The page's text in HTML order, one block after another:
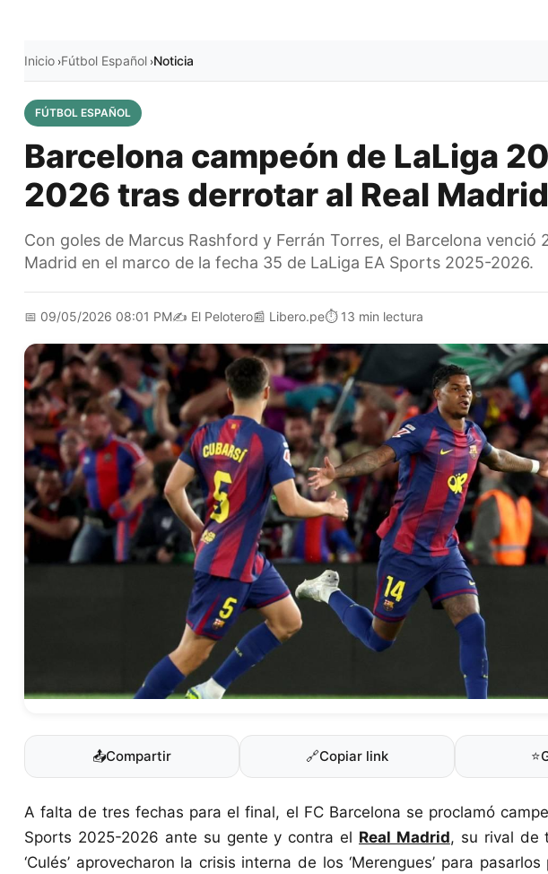
Inicio ›Fútbol Español ›Noticia
FÚTBOL ESPAÑOL
Barcelona campeón de LaLiga
2026 tras derrotar al Real Madrid
Con goles de Marcus Rashford y Ferrán Torres, el Barcelona venció
Madrid en el marco de la fecha 35 de LaLiga EA Sports 2025-2026.
📅 09/05/2026 08:01 PM✍️ El Pelotero📰 Libero.pe⏱️ 13 min lectura
📤Compartir 🔗Copiar link ⭐
A falta de tres fechas para el final, el FC Barcelona se proclamó
Sports 2025-2026 ante su gente y contra el Real Madrid, su rival de
‘Culés’ aprovecharon la crisis interna de los ‘Merengues’ para